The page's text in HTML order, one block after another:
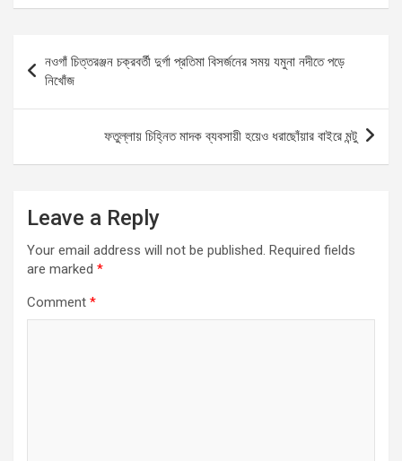
ce
b
o
o
ail at
s
A
p
p
se
n
g
er
ar
e
navigation
নওগাঁ চিত্তরঞ্জন চক্রবর্তী দুর্গা প্রতিমা বিসর্জনের সময় যমুনা নদীতে পড়ে
নিখোঁজ
ফতুল্লায় চিহ্নিত মাদক ব্যবসায়ী হয়েও ধরাছোঁয়ার বাইরে মন্টু
Leave a Reply
Your email address will not be published. Required fields
are marked *
Comment *